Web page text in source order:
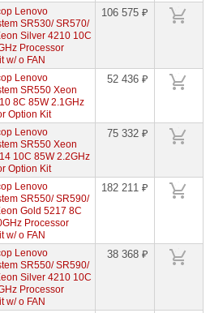
Lenovo
SR530/ SR570/
Silver 4210 10C
Processor
w/ o FAN
106 575 ₽
Lenovo
SR550 Xeon
8C 85W 2.1GHz
Option Kit
52 436 ₽
Lenovo
SR550 Xeon
10C 85W 2.2GHz
Option Kit
75 332 ₽
Lenovo
SR550/ SR590/
Gold 5217 8C
Processor
w/ o FAN
182 211 ₽
Lenovo
SR550/ SR590/
Silver 4210 10C
Processor
w/ o FAN
38 368 ₽